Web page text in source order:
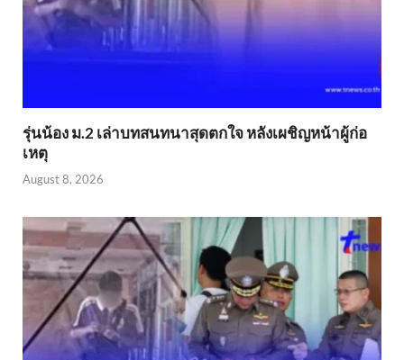
รุ่นน้อง ม.2 เล่าบทสนทนาสุดตกใจ หลังเผชิญหน้าผู้ก่อ
เหตุ
August 8, 2026